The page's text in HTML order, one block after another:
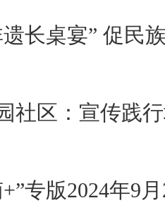
长桌宴” 促民
社区：宣传践
专版2024年9